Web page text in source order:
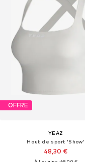
OFFRE
YEAZ
Haut de sport 'Show'
48,30 €